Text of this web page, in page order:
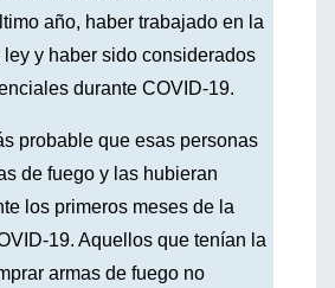
año, haber trabajado en la
y haber sido considerados
durante COVID-19.
probable que esas personas
de fuego y las hubieran
los primeros meses de la
19. Aquellos que tenían la
armas de fuego no